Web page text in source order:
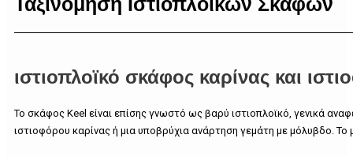
ιστιοπλοϊκό σκάφος καρίνας και
Το σκάφος Keel είναι επίσης γνωστό ως βαρύ ιστιοπλοϊκό, γενικά
ιστιοφόρου καρίνας ή μια υποβρύχια ανάρτηση γεμάτη με μόλυβδο.